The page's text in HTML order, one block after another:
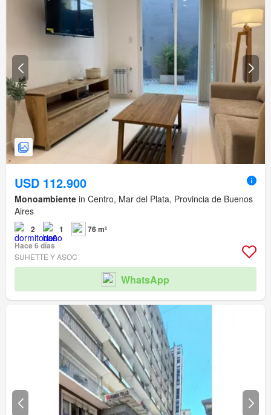
USD 112.900
Monoambiente in Centro, Mar del Plata, Provincia de Buenos
Aires
2 1
76 m²
Hace 6 días
SUHETTE Y ASOC
WhatsApp